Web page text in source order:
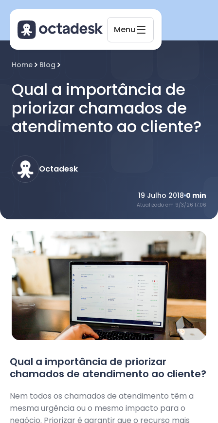
Menu
Home Blog
Qual a importância de
priorizar chamados de
atendimento ao cliente?
Octadesk
19 Julho 2018 0 min
Atualizado em 9/3/26 17:06
Qual a importância de priorizar
chamados de atendimento ao cliente?
Nem todos os chamados de atendimento têm a
mesma urgência ou o mesmo impacto para o
negócio. Priorizar é garantir que o recurso mais
Online agora